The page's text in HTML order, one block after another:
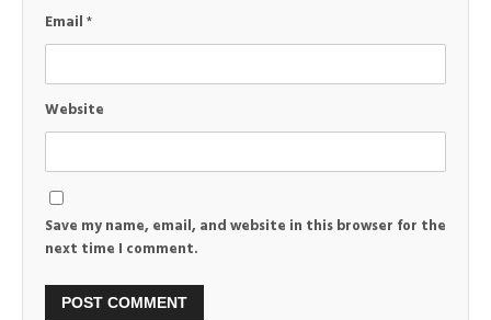
Email*
Website
Save my name, email, and website in this browser for the
next time I comment.